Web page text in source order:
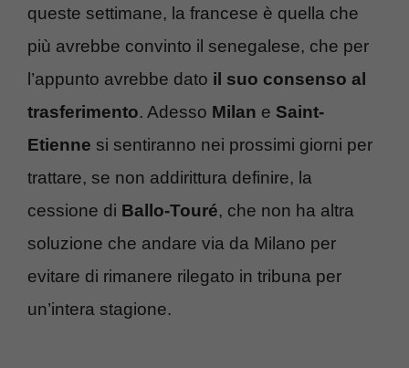
queste settimane, la francese è quella che
più avrebbe convinto il senegalese, che per
l’appunto avrebbe dato il suo consenso al
trasferimento. Adesso Milan e Saint-
Etienne si sentiranno nei prossimi giorni per
trattare, se non addirittura definire, la
cessione di Ballo-Touré, che non ha altra
soluzione che andare via da Milano per
evitare di rimanere rilegato in tribuna per
un’intera stagione.